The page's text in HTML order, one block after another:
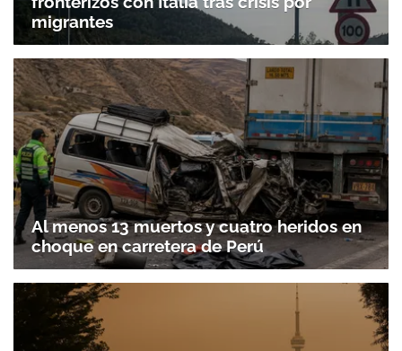
migrantes
Al menos 13 muertos y cuatro heridos en
choque en carretera de Perú